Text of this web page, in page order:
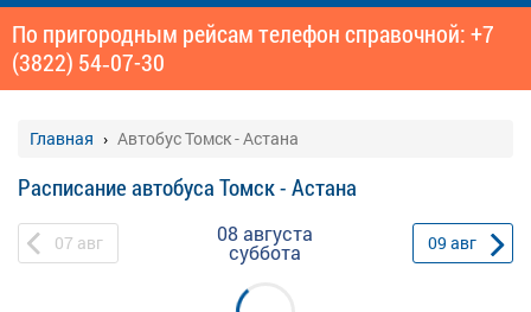
По пригородным рейсам телефон справочной: +7
(3822) 54‑07-30
Главная Автобус Томск - Астана
Расписание автобуса Томск - Астана
07 авг 08 августа
суббота 09 авг